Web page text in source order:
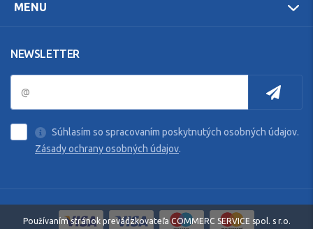
MENU
NEWSLETTER
Súhlasím so spracovaním poskytnutých osobných údajov.
Zásady ochrany osobných údajov.
Používaním stránok prevádzkovateľa COMMERC SERVICE spol. s r.o.